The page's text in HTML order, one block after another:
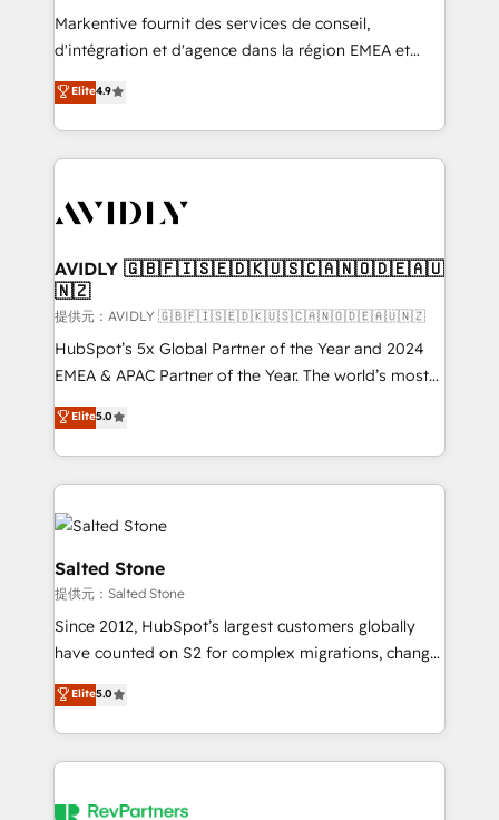
Build high-performing websites with UX, messaging,
& conversion strategy that drive results. 🤖AI
AI, & maximize AEO with tailored AI services. 🧩
Integrations: Extend HubSpot with custom
Markentive fournit des services de conseil,
d'intégration et d'agence dans la région EMEA et
North America. Avec plus de 115 experts en
marketing automation, Growth, Revops, CRM et
webdesign. Markentive is both a consulting firm, a
digital agency and an integrator. With over 115
CRM and webdesign (We focus on EMEA - USA
Elite4.9
AVIDLY 🇬🇧🇫🇮🇸🇪🇩🇰🇺🇸🇨🇦🇳🇴🇩🇪🇦🇺
🇳🇿
提供元：AVIDLY 🇬🇧🇫🇮🇸🇪🇩🇰🇺🇸🇨🇦🇳🇴🇩🇪🇦🇺🇳🇿
HubSpot’s 5x Global Partner of the Year and 2024
EMEA & APAC Partner of the Year. The world’s most
experienced and fully accredited HubSpot Solutions
Partner. 🚀 With 2,750+ HubSpot projects delivered
and 370+ specialists across EMEA, APAC and NAM,
we de-risk complex CRM programmes and
accelerate ROI across every HubSpot Hub. 🧭 From
multi-region migrations to AI-powered automation,
we turn complexity into clarity, human at global
scale. 🏆 HubSpot’s CEO called us “the partner of the
future.” Others agree it is proof of trust built through
measurable impact.
Elite5.0
Salted Stone
提供元：Salted Stone
Since 2012, HubSpot’s largest customers globally
have counted on S2 for complex migrations, change
management, systems integration, and creative
solutions that deliver measurable impact and
transform brand experiences As one of the few full-
service creative agencies in the HubSpot
winning design to build scalable, globally
Elite5.0